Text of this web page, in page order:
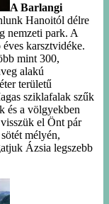
A Barlangi
Hanoitól délre
nemzeti park. A
karsztvidéke.
mint 300,
alakú
területű
sziklafalak szűk
és a völgyekben
el Önt pár
mélyén,
Ázsia legszebb